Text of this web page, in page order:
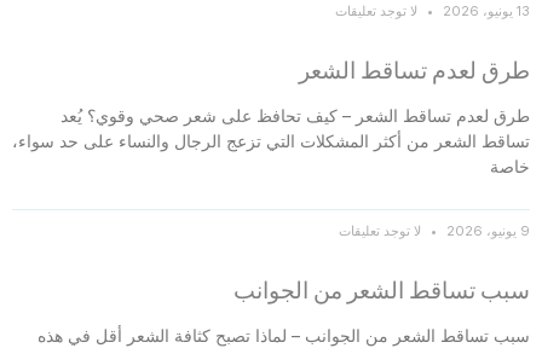
13 يونيو، 2026 لا توجد تعليقات
طرق لعدم تساقط الشعر
طرق لعدم تساقط الشعر – كيف تحافظ على شعر صحي وقوي؟ يُعد
تساقط الشعر من أكثر المشكلات التي تزعج الرجال والنساء على حد سواء،
خاصة
9 يونيو، 2026 لا توجد تعليقات
سبب تساقط الشعر من الجوانب
سبب تساقط الشعر من الجوانب – لماذا تصبح كثافة الشعر أقل في هذه